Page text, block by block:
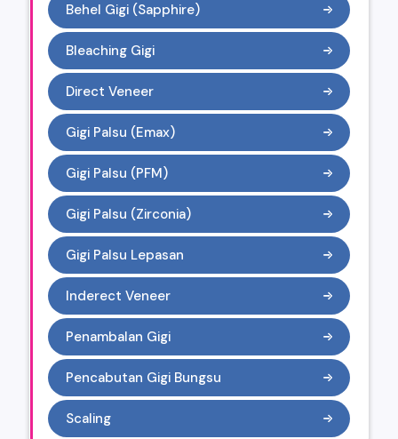
Behel Gigi (Sapphire)
Bleaching Gigi
Direct Veneer
Gigi Palsu (Emax)
Gigi Palsu (PFM)
Gigi Palsu (Zirconia)
Gigi Palsu Lepasan
Inderect Veneer
Penambalan Gigi
Pencabutan Gigi Bungsu
Scaling